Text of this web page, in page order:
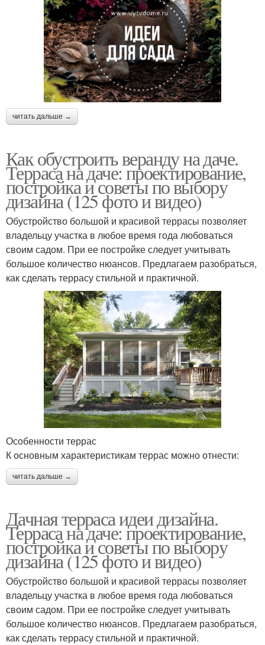
читать дальше →
Как обустроить веранду на даче.
Терраса на даче: проектирование,
постройка и советы по выбору
дизайна (125 фото и видео)
Обустройство большой и красивой террасы позволяет
владельцу участка в любое время года любоваться
своим садом. При ее постройке следует учитывать
большое количество нюансов. Предлагаем разобраться,
как сделать террасу стильной и практичной.
Особенности террас
К основным характеристикам террас можно отнести:
читать дальше →
Дачная терраса идеи дизайна.
Терраса на даче: проектирование,
постройка и советы по выбору
дизайна (125 фото и видео)
Обустройство большой и красивой террасы позволяет
владельцу участка в любое время года любоваться
своим садом. При ее постройке следует учитывать
большое количество нюансов. Предлагаем разобраться,
как сделать террасу стильной и практичной.